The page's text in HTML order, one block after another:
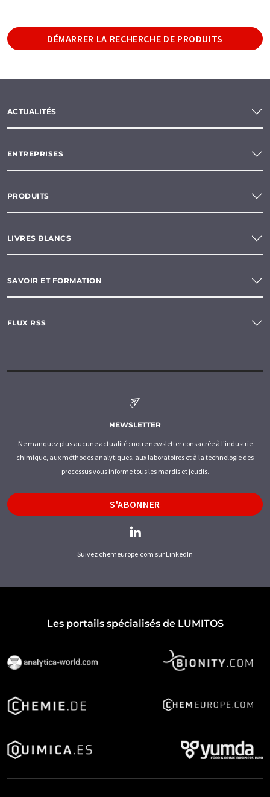
DÉMARRER LA RECHERCHE DE PRODUITS
ACTUALITÉS
ENTREPRISES
PRODUITS
LIVRES BLANCS
SAVOIR ET FORMATION
FLUX RSS
NEWSLETTER
Ne manquez plus aucune actualité : notre newsletter consacrée à l'industrie
chimique, aux méthodes analytiques, aux laboratoires et à la technologie des
processus vous informe tous les mardis et jeudis.
S'ABONNER
Suivez chemeurope.com sur LinkedIn
Les portails spécialisés de LUMITOS